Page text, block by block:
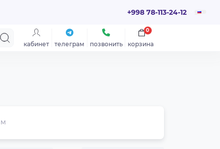
+998 78-113-24-12
кабинет телеграм позвонить корзина
0